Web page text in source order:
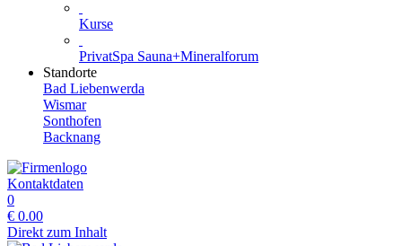
Kurse
PrivatSpa Sauna+Mineralforum
Standorte
Bad Liebenwerda
Wismar
Sonthofen
Backnang
Kontaktdaten
0
€ 0.00
Direkt zum Inhalt